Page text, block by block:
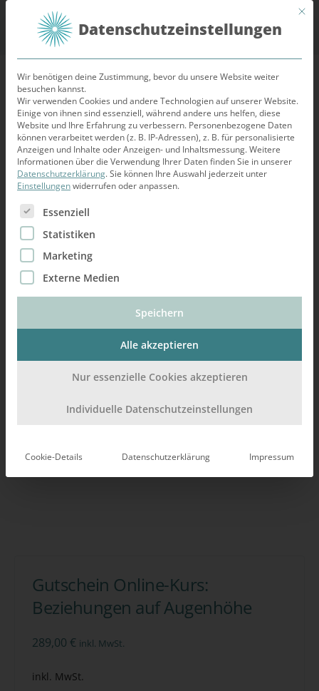
Start/Geschenkgutschein/ Gutschein Online-Kurs:
Beziehungen auf Augenhöhe
Gutschein Online-Kurs:
Beziehungen auf Augenhöhe
289,00 € inkl. MwSt.
inkl. MwSt.
Mit
Datenschutzeinstellungen
Wir benötigen deine Zustimmung, bevor du unsere Website weiter
besuchen kannst.
Wir verwenden Cookies und andere Technologien auf unserer Website.
Einige von ihnen sind essenziell, während andere uns helfen, diese
Website und Ihre Erfahrung zu verbessern. Personenbezogene Daten
können verarbeitet werden (z. B. IP-Adressen), z. B. für personalisierte
Anzeigen und Inhalte oder Anzeigen- und Inhaltsmessung.Weitere
Informationen über die Verwendung Ihrer Daten finden Sie in unserer
Datenschutzerklärung.Sie können Ihre Auswahl jederzeit unter
Einstellungenwiderrufen oder anpassen.
Es folgt eine Liste der Service-Gruppen, für die eine
Essenziell
Statistiken
Marketing
Externe Medien
Speichern
Alle akzeptieren
Nur essenzielle Cookies akzeptieren
Individuelle Datenschutzeinstellungen
Cookie-Details Datenschutzerklärung Impressum